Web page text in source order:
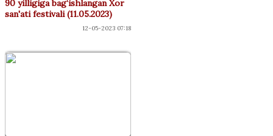
90 yilligiga bag‘ishlangan Xor
san'ati festivali (11.05.2023)
12-05-2023 07:18